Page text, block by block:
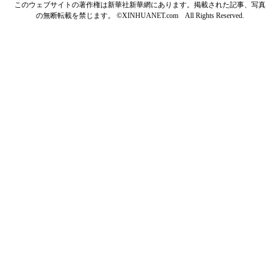
このウェブサイトの著作権は新華社新華網にあります。掲載された記事、写真
の無断転載を禁じます。 ©XINHUANET.com All Rights Reserved.